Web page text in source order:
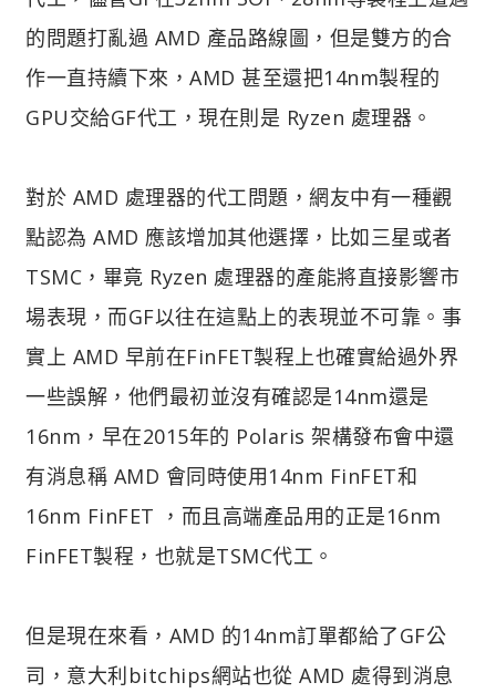
的問題打亂過 AMD 產品路線圖，但是雙方的合
作一直持續下來，AMD 甚至還把14nm製程的
GPU交給GF代工，現在則是 Ryzen 處理器。
對於 AMD 處理器的代工問題，網友中有一種觀
點認為 AMD 應該增加其他選擇，比如三星或者
TSMC，畢竟 Ryzen 處理器的產能將直接影響市
場表現，而GF以往在這點上的表現並不可靠。事
實上 AMD 早前在FinFET製程上也確實給過外界
一些誤解，他們最初並沒有確認是14nm還是
16nm，早在2015年的 Polaris 架構發布會中還
有消息稱 AMD 會同時使用14nm FinFET和
16nm FinFET ，而且高端產品用的正是16nm
FinFET製程，也就是TSMC代工。
但是現在來看，AMD 的14nm訂單都給了GF公
司，意大利bitchips網站也從 AMD 處得到消息